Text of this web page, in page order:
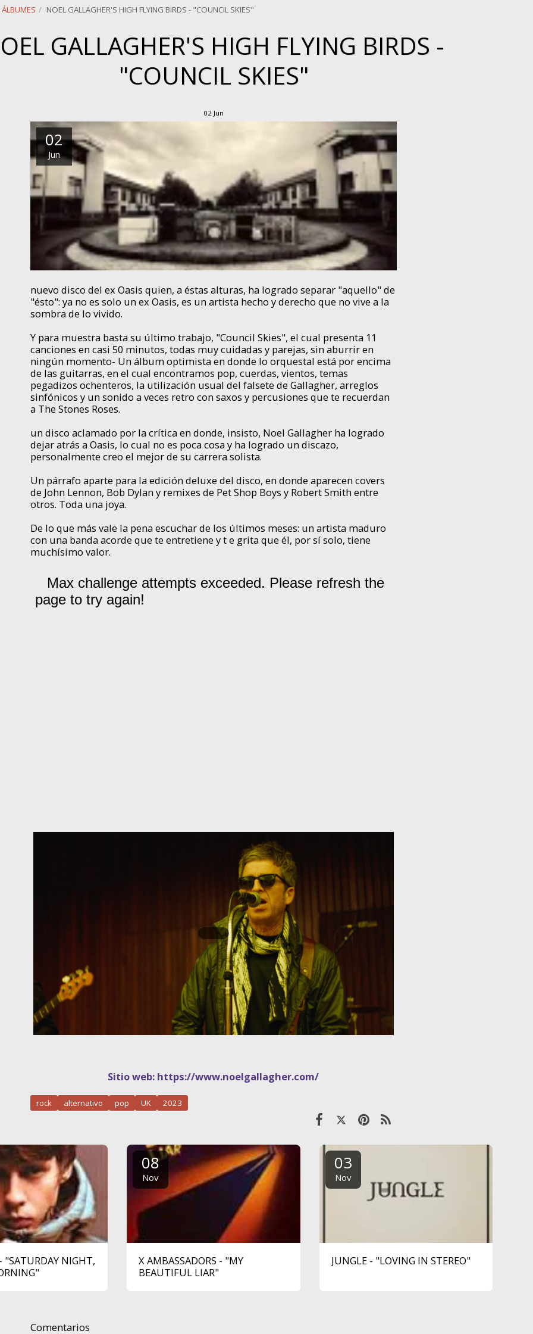
ÁLBUMES NOEL GALLAGHER'S HIGH FLYING BIRDS - "COUNCIL SKIES"
GALLAGHER'S HIGH FLYING BIRDS -
"COUNCIL SKIES"
02 Jun
02
Jun
nuevo disco del ex Oasis quien, a éstas alturas, ha logrado separar "aquello" de
"ésto": ya no es solo un ex Oasis, es un artista hecho y derecho que no vive a la
sombra de lo vivido.
Y para muestra basta su último trabajo, "Council Skies", el cual presenta 11
canciones en casi 50 minutos, todas muy cuidadas y parejas, sin aburrir en
ningún momento- Un álbum optimista en donde lo orquestal está por encima
de las guitarras, en el cual encontramos pop, cuerdas, vientos, temas
pegadizos ochenteros, la utilización usual del falsete de Gallagher, arreglos
sinfónicos y un sonido a veces retro con saxos y percusiones que te recuerdan
a The Stones Roses.
un disco aclamado por la crítica en donde, insisto, Noel Gallagher ha logrado
dejar atrás a Oasis, lo cual no es poca cosa y ha logrado un discazo,
personalmente creo el mejor de su carrera solista.
Un párrafo aparte para la edición deluxe del disco, en donde aparecen covers
de John Lennon, Bob Dylan y remixes de Pet Shop Boys y Robert Smith entre
otros. Toda una joya.
De lo que más vale la pena escuchar de los últimos meses: un artista maduro
con una banda acorde que te entretiene y t e grita que él, por sí solo, tiene
muchísimo valor.
Sitio web: https://www.noelgallagher.com/
rock alternativo pop UK 2023
"SATURDAY NIGHT,
08
Nov
X AMBASSADORS - "MY
BEAUTIFUL LIAR"
03
Nov
JUNGLE - "LOVING IN STEREO"
Comentarios